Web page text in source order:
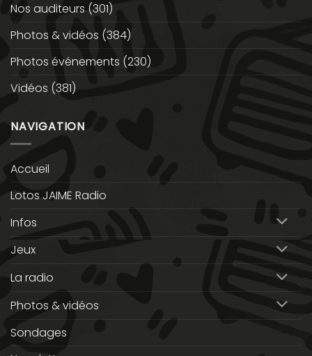
Nos auditeurs (301)
Photos & vidéos (384)
Photos événements (230)
Vidéos (381)
NAVIGATION
Accueil
Lotos JAIME Radio
Infos
Jeux
La radio
Photos & vidéos
Sondages